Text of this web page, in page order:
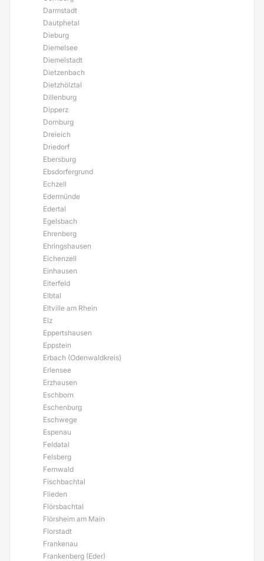
Darmstadt
Dautphetal
Dieburg
Diemelsee
Diemelstadt
Dietzenbach
Dietzhölztal
Dillenburg
Dipperz
Dornburg
Dreieich
Driedorf
Ebersburg
Ebsdorfergrund
Echzell
Edermünde
Edertal
Egelsbach
Ehrenberg
Ehringshausen
Eichenzell
Einhausen
Eiterfeld
Elbtal
Eltville am Rhein
Elz
Eppertshausen
Eppstein
Erbach (Odenwaldkreis)
Erlensee
Erzhausen
Eschborn
Eschenburg
Eschwege
Espenau
Feldatal
Felsberg
Fernwald
Fischbachtal
Flieden
Flörsbachtal
Flörsheim am Main
Florstadt
Frankenau
Frankenberg (Eder)